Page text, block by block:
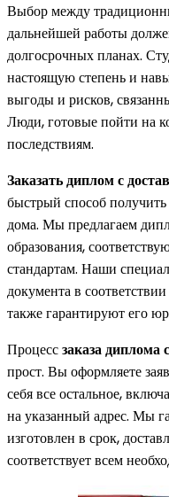
Выбор между
дальнейшей работы
долгосрочных планах.
настоящую степень и
выгоды и рисков,
Люди, готовые пойти на
последствиям.
Заказать диплом с
быстрый способ
дома. Мы предлагаем
образования,
стандартам. Наши
документа в
также гарантируют его
Процессзаказа диплома
прост. Вы оформляете
себя все остальное,
на указанный адрес. Мы
изготовлен в срок,
соответствует всем